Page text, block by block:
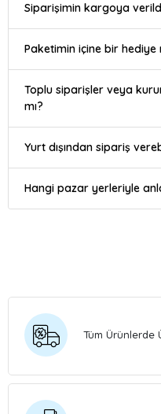
Siparişimin kargoya
Paketimin içine bir
Toplu siparişler veya
mı?
Yurt dışından sipariş
Hangi pazar yerleriyle
Tüm Ürünlerde